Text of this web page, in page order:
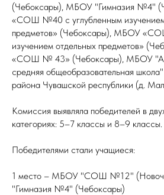
(Чебоксары), МБОУ "Гимназия №4"
«СОШ №40 с углубленным изучением
предметов» (Чебоксары), МБОУ
изучением отдельных предметов»
«СОШ № 43» (Чебоксары), МБОУ
средняя общеобразовательная
района Чувашской республики (д.
Комиссия выявляла победителей в
категориях: 5–7 классы и 8–9 классы.
Победителями стали учащиеся:
1 место – МБОУ "СОШ №12"
"Гимназия №4" (Чебоксары)